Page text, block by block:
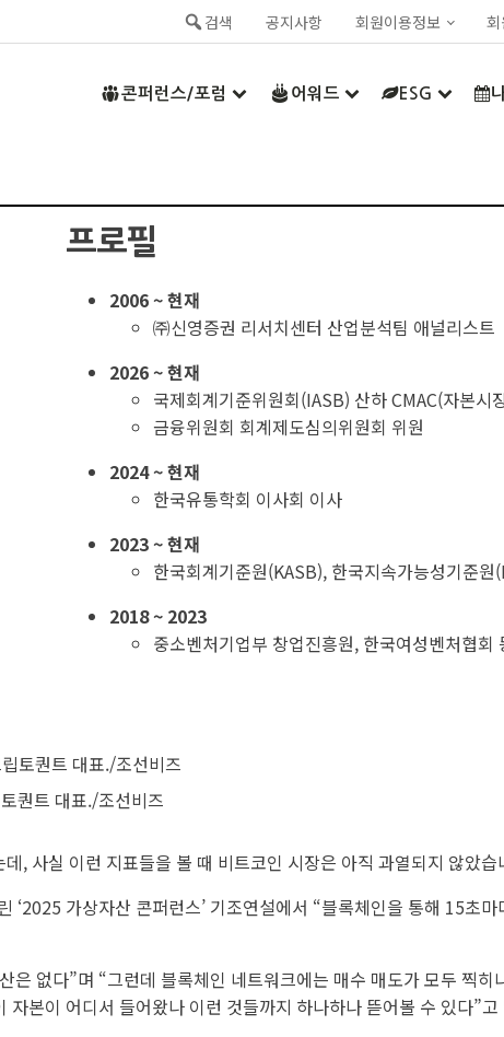
검색 공지사항 회원이용정보 회
콘퍼런스/포럼 어워드 ESG
프로필
2006 ~ 현재
㈜신영증권 리서치센터 산업분석팀 애널리스트
2026 ~ 현재
국제회계기준위원회(IASB) 산하 CMAC(자본시
금융위원회 회계제도심의위원회 위원
2024 ~ 현재
한국유통학회 이사회 이사
2023 ~ 현재
한국회계기준원(KASB), 한국지속가능성기준원
2018 ~ 2023
중소벤처기업부 창업진흥원, 한국여성벤처협회
퀀트 대표./조선비즈
, 사실 이런 지표들을 볼 때 비트코인 시장은 아직 과열되지 않았습
가상자산 콘퍼런스’ 기조연설에서 “블록체인을 통해 15초
없다”며 “그런데 블록체인 네트워크에는 매수 매도가 모두 찍히
본이 어디서 들어왔나 이런 것들까지 하나하나 뜯어볼 수 있다”고